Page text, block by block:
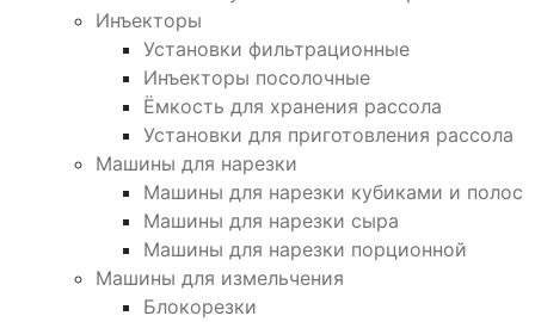
Инъекторы
Установки фильтрационные
Инъекторы посолочные
Ёмкость для хранения рассола
Установки для приготовления рассола
Машины для нарезки
Машины для нарезки кубиками и полос
Машины для нарезки сыра
Машины для нарезки порционной
Машины для измельчения
Блокорезки